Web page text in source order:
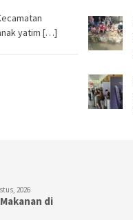
yatim […]
2026
di